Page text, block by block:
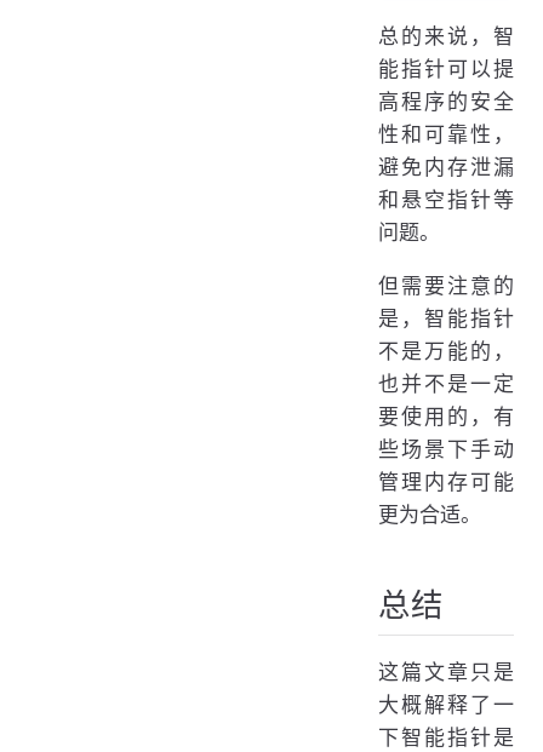
总的来说，智
能指针可以提
高程序的安全
性和可靠性，
避免内存泄漏
和悬空指针等
问题。
但需要注意的
是，智能指针
不是万能的，
也并不是一定
要使用的，有
些场景下手动
管理内存可能
更为合适。
总结
这篇文章只是
大概解释了一
下智能指针是